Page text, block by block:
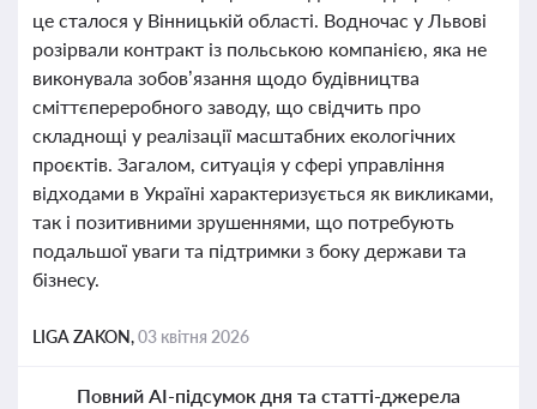
це сталося у Вінницькій області. Водночас у Львові
розірвали контракт із польською компанією, яка не
виконувала зобов’язання щодо будівництва
сміттєпереробного заводу, що свідчить про
складнощі у реалізації масштабних екологічних
проєктів. Загалом, ситуація у сфері управління
відходами в Україні характеризується як викликами,
так і позитивними зрушеннями, що потребують
подальшої уваги та підтримки з боку держави та
бізнесу.
LIGA ZAKON,03 квітня 2026
Повний AI-підсумок дня та статті-джерела